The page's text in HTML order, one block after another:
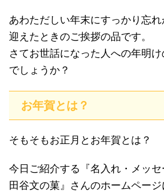
あわただしい年末にすっかり忘
迎えたときのご挨拶の品です。
さてお世話になった人への年明
でしょうか？
お年賀とは？
そもそもお正月とお年賀とは？
今日ご紹介する『名入れ・メッ
田谷文の菓』さんのホームページ